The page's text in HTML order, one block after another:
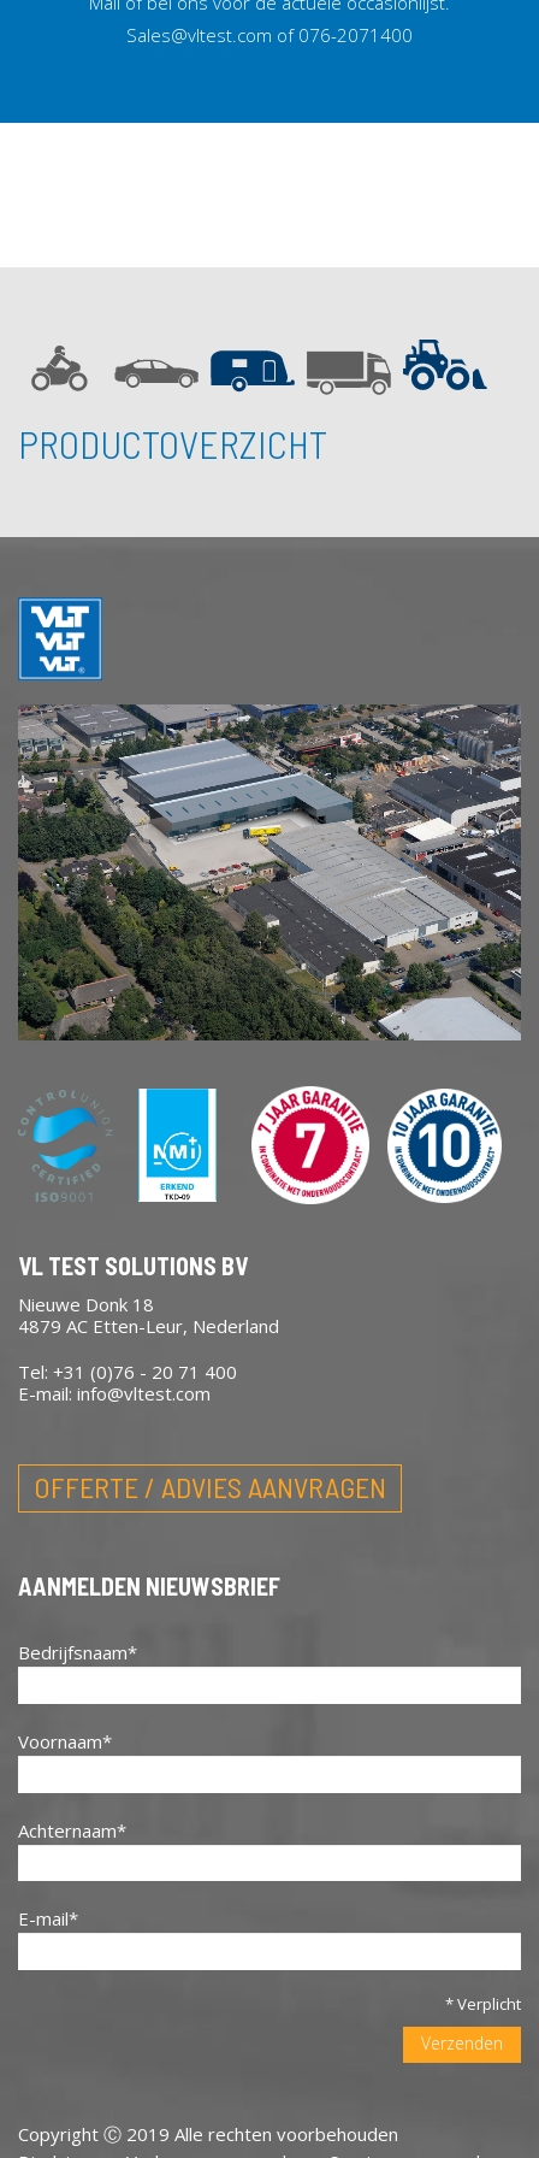
Sales@vltest.com of 076-2071400
PRODUCTOVERZICHT
VL TEST SOLUTIONS BV
Nieuwe Donk 18
4879 AC Etten-Leur, Nederland
Tel: +31 (0)76 - 20 71 400
E-mail: info@vltest.com
OFFERTE / ADVIES AANVRAGEN
AANMELDEN NIEUWSBRIEF
Bedrijfsnaam
Voornaam
Achternaam
E-mail
* Verplicht
Verzenden
Copyright Ⓒ 2019 Alle rechten voorbehouden